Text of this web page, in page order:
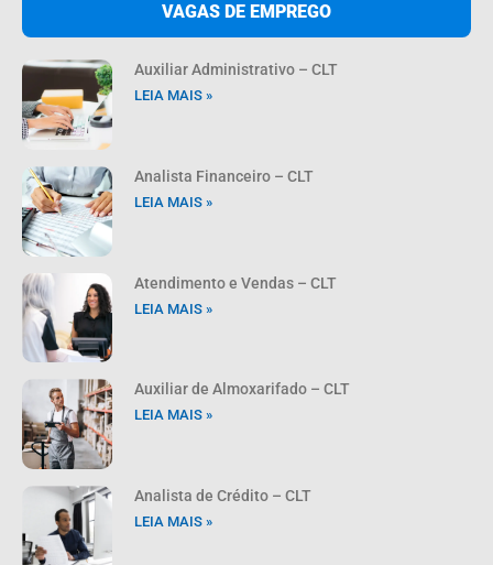
VAGAS DE EMPREGO
Auxiliar Administrativo – CLT
LEIA MAIS »
Analista Financeiro – CLT
LEIA MAIS »
Atendimento e Vendas – CLT
LEIA MAIS »
Auxiliar de Almoxarifado – CLT
LEIA MAIS »
Analista de Crédito – CLT
LEIA MAIS »